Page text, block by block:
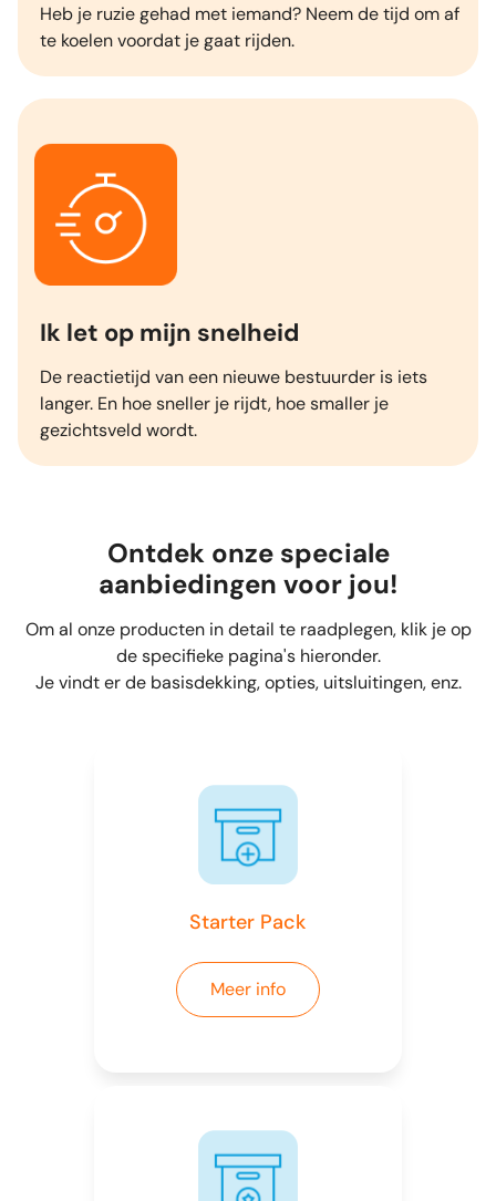
Heb je ruzie gehad met iemand? Neem de tijd om af
te koelen voordat je gaat rijden.
Ik let op mijn snelheid
De reactietijd van een nieuwe bestuurder is iets
langer. En hoe sneller je rijdt, hoe smaller je
gezichtsveld wordt.
Ontdek onze speciale
aanbiedingen voor jou!
Om al onze producten in detail te raadplegen, klik je op
de specifieke pagina's hieronder.
Je vindt er de basisdekking, opties, uitsluitingen, enz.
Starter Pack
Meer info